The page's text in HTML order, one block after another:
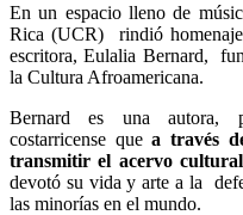
En un espacio lleno de
Rica (UCR) rindió
escritora, Eulalia Bernard,
la Cultura Afroamericana.
Bernard es una autora,
costarricense quea través
transmitir el acervo
devotó su vida y arte a la
las minorías en el mundo.